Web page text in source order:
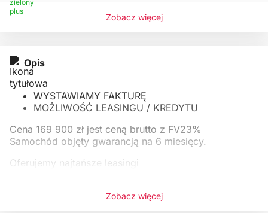
Zobacz więcej
Opis
WYSTAWIAMY FAKTURĘ
MOŻLIWOŚĆ LEASINGU / KREDYTU
Cena 169 900 zł jest ceną brutto z FV23%
Samochód objęty gwarancją na 6 miesięcy.
Oferujemy najtańsze leasingi
Zobacz więcej